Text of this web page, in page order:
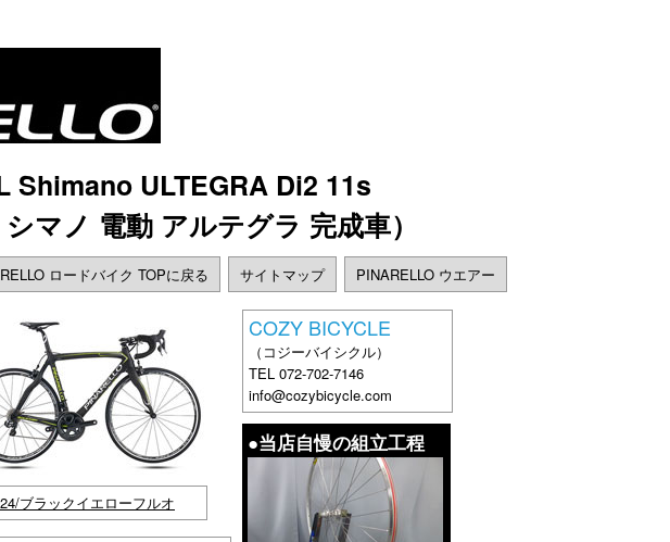
Shimano ULTEGRA Di2 11s
マノ 電動 アルテグラ 完成車）
ロードバイク TOPに戻る サイトマップ PINARELLO ウエアー
ブラックイエローフルオ
COZY BICYCLE
（コジーバイシクル）
TEL 072-702-7146
info@cozybicycle.com
●当店自慢の組立工程